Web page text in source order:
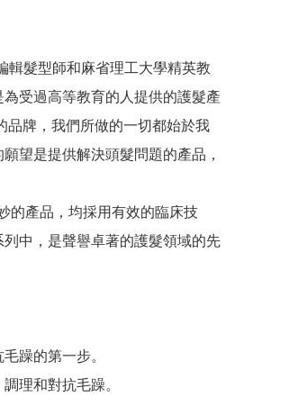
輯髮型師和麻省理工大學精英教
受過高等教育的人提供的護髮產
品牌，我們所做的一切都始於我
望是提供解決頭髮問題的產品，
中，是聲譽卓著的護髮領域的先
躁的第一步。
理和對抗毛躁。